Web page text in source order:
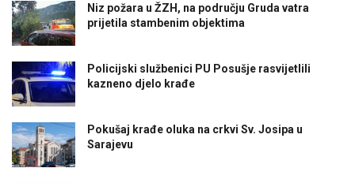
Niz požara u ŽZH, na području Gruda vatra
prijetila stambenim objektima
Policijski službenici PU Posušje rasvijetlili
kazneno djelo krađe
Pokušaj krađe oluka na crkvi Sv. Josipa u
Sarajevu